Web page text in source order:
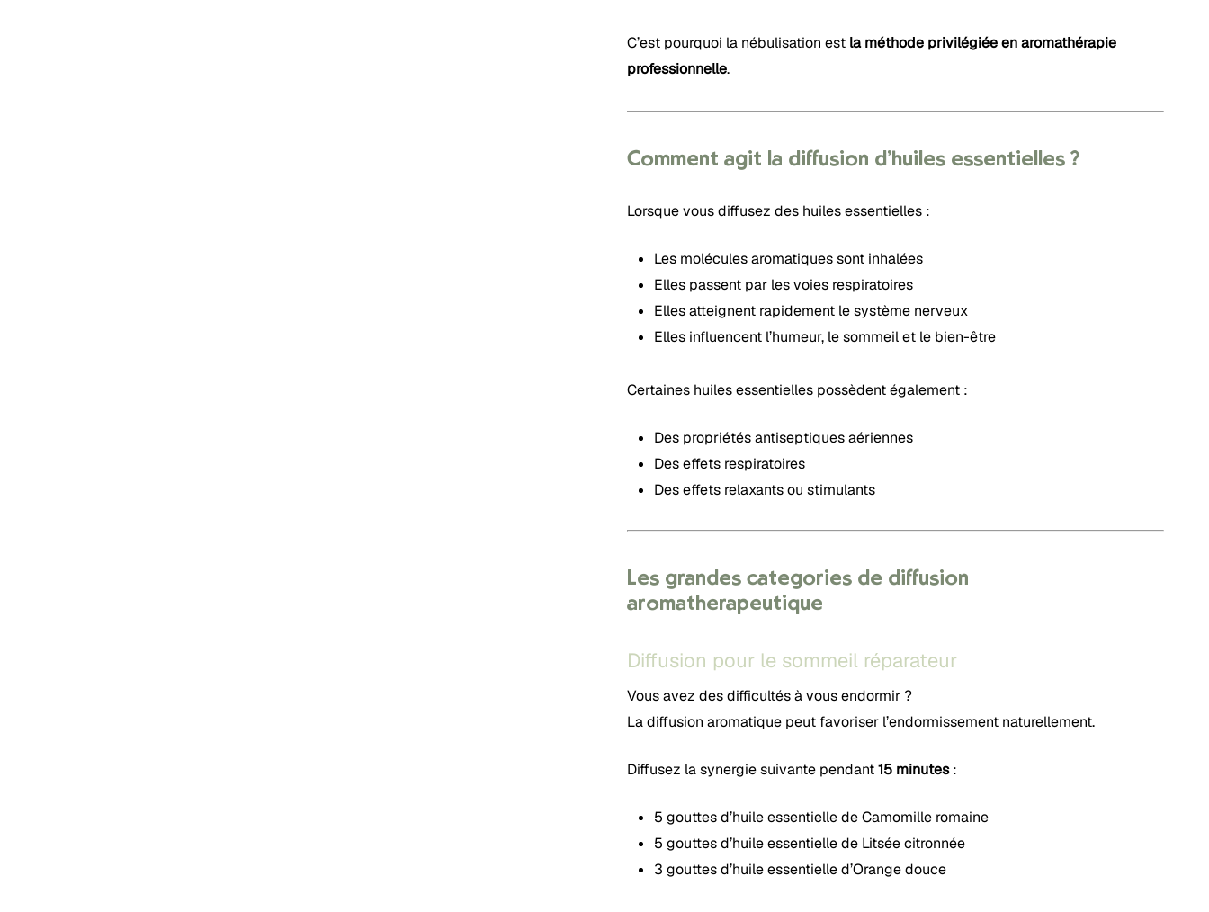
C’est pourquoi la nébulisation est la méthode privilégiée en aromathérapie
professionnelle.
Comment agit la diffusion d’huiles essentielles ?
Lorsque vous diffusez des huiles essentielles :
Les molécules aromatiques sont inhalées
Elles passent par les voies respiratoires
Elles atteignent rapidement le système nerveux
Elles influencent l’humeur, le sommeil et le bien-être
Certaines huiles essentielles possèdent également :
Des propriétés antiseptiques aériennes
Des effets respiratoires
Des effets relaxants ou stimulants
Les grandes catégories de diffusion
aromathérapeutique
Diffusion pour le sommeil réparateur
Vous avez des difficultés à vous endormir ?
La diffusion aromatique peut favoriser l’endormissement naturellement.
Diffusez la synergie suivante pendant15 minutes:
5 gouttes d’huile essentielle de Camomille romaine
5 gouttes d’huile essentielle de Litsée citronnée
3 gouttes d’huile essentielle d’Orange douce